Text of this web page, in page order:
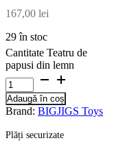
167,00 lei
29 în stoc
Cantitate Teatru de
papusi din lemn
Adaugă în coș
Brand: BIGJIGS Toys
Plăți securizate